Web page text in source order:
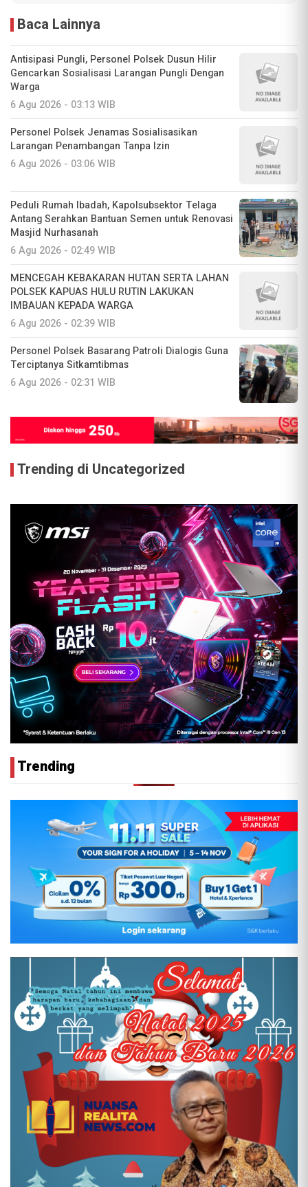
Baca Lainnya
Antisipasi Pungli, Personel Polsek Dusun Hilir
Gencarkan Sosialisasi Larangan Pungli Dengan
Warga
6 Agu 2026 - 03:13 WIB
Personel Polsek Jenamas Sosialisasikan
Larangan Penambangan Tanpa Izin
6 Agu 2026 - 03:06 WIB
Peduli Rumah Ibadah, Kapolsubsektor Telaga
Antang Serahkan Bantuan Semen untuk Renovasi
Masjid Nurhasanah
6 Agu 2026 - 02:49 WIB
MENCEGAH KEBAKARAN HUTAN SERTA LAHAN
POLSEK KAPUAS HULU RUTIN LAKUKAN
IMBAUAN KEPADA WARGA
6 Agu 2026 - 02:39 WIB
Personel Polsek Basarang Patroli Dialogis Guna
Terciptanya Sitkamtibmas
6 Agu 2026 - 02:31 WIB
Trending di Uncategorized
Trending